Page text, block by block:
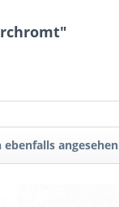
angesehen